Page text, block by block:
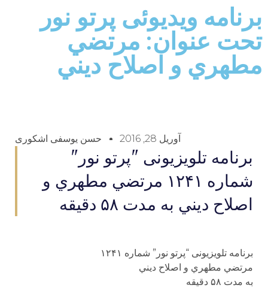
برنامه ويديوئى پرتو نور
تحت عنوان: مرتضي
مطهري و اصلاح ديني
آوریل 28, 2016 حسن یوسفی اشکوری
برنامه تلويزيونى "پرتو نور"
شماره ۱۲۴۱ مرتضي مطهري و
اصلاح ديني به مدت ۵۸ دقيقه
برنامه تلويزيونى “پرتو نور” شماره ۱۲۴۱
مرتضي مطهري و اصلاح ديني
به مدت ۵۸ دقيقه